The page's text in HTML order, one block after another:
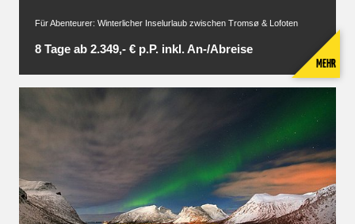
Für Abenteurer: Winterlicher Inselurlaub zwischen Tromsø & Lofoten
8 Tage ab 2.349,- € p.P. inkl. An-/Abreise
MEHR